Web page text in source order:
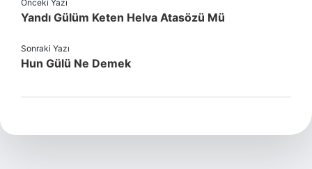
Önceki Yazı
Yandı Gülüm Keten Helva Atasözü Mü
Sonraki Yazı
Hun Gülü Ne Demek